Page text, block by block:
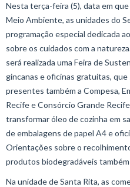
Nesta terça-feira (5), data em
Meio Ambiente, as unidades do
programação especial dedicada
sobre os cuidados com a
será realizada uma Feira de
gincanas e oficinas gratuitas,
presentes também a Compesa,
Recife e Consórcio Grande
transformar óleo de cozinha em
de embalagens de papel A4 e
Orientações sobre o
produtos biodegradáveis
Na unidade de Santa Rita, as